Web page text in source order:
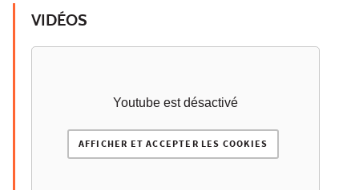
VIDÉOS
Youtube est désactivé
AFFICHER ET ACCEPTER LES COOKIES